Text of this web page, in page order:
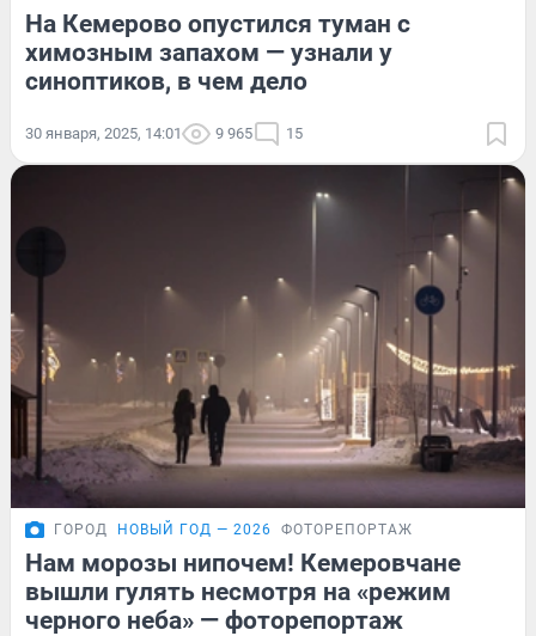
На Кемерово опустился туман с
химозным запахом — узнали у
синоптиков, в чем дело
30 января, 2025, 14:01 9 965 15
ГОРОД НОВЫЙ ГОД — 2026 ФОТОРЕПОРТАЖ
Нам морозы нипочем! Кемеровчане
вышли гулять несмотря на «режим
черного неба» — фоторепортаж